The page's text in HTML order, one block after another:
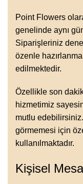
Point Flowers
genelinde aynı
Siparişleriniz
özenle
edilmektedir.
Özellikle son
hizmetimiz
mutlu
görmemesi için
kullanılmaktadır.
Kişisel